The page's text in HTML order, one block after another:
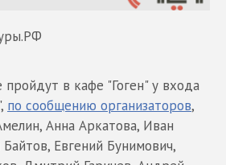
в кафе "Гоген" у входа
по сообщению организаторов,
Анна Аркатова, Иван
Евгений Бунимович,